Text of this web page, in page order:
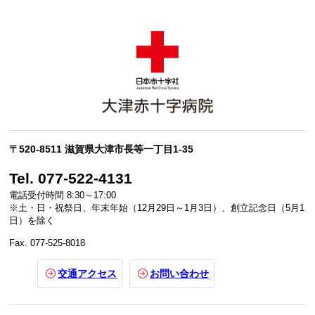
〒520-8511 滋賀県大津市長等一丁目1-35
Tel. 077-522-4131
電話受付時間 8:30～17:00
※土・日・祝祭日、年末年始（12月29日～1月3日）、創立記念日（5月1
日）を除く
Fax. 077-525-8018
交通アクセス お問い合わせ